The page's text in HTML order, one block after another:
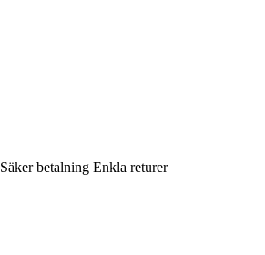
Säker betalning Enkla returer